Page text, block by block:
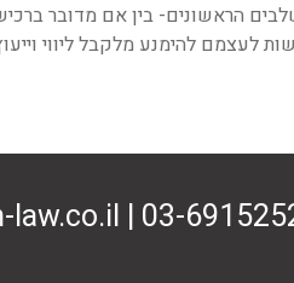
הראשונים- בין אם מדובר
לעצמם להימנע מלקבל ליווי